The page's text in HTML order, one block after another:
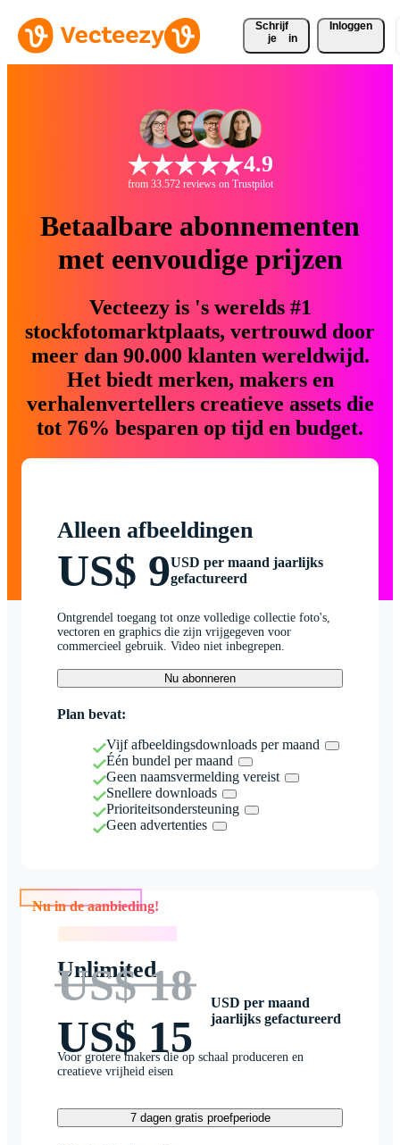
Schrijf
je
in
Inloggen
4.9
from 33.572 reviews on Trustpilot
Betaalbare abonnementen
met eenvoudige prijzen
Vecteezy is 's werelds #1
stockfotomarktplaats, vertrouwd door
meer dan 90.000 klanten wereldwijd.
Het biedt merken, makers en
verhalenvertellers creatieve assets die
tot 76% besparen op tijd en budget.
Alleen afbeeldingen
US$ 9USD per maand jaarlijks
gefactureerd
Ontgrendel toegang tot onze volledige collectie foto's,
vectoren en graphics die zijn vrijgegeven voor
commercieel gebruik. Video niet inbegrepen.
Nu abonneren
Plan bevat:
Vijf afbeeldingsdownloads per maand
Één bundel per maand
Geen naamsvermelding vereist
Snellere downloads
Prioriteitsondersteuning
Geen advertenties
Nu in de aanbieding!
Unlimited
US$ 18
US$ 15
USD per maand
jaarlijks gefactureerd
Voor grotere makers die op schaal produceren en
creatieve vrijheid eisen
7 dagen gratis proefperiode